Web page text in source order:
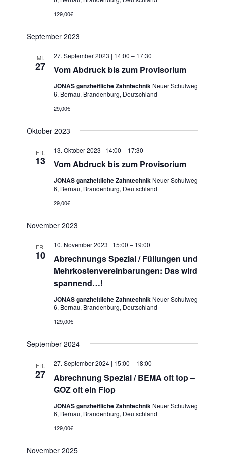
129,00€
September 2023
MI.
27 Vom Abdruck bis zum Provisorium
27. September 2023 | 14:00 – 17:30
JONAS ganzheitliche Zahntechnik Neuer Schulweg
6, Bernau, Brandenburg, Deutschland
29,00€
Oktober 2023
FR.
13 Vom Abdruck bis zum Provisorium
13. Oktober 2023 | 14:00 – 17:30
JONAS ganzheitliche Zahntechnik Neuer Schulweg
6, Bernau, Brandenburg, Deutschland
29,00€
November 2023
FR.
10
Abrechnungs Spezial / Füllungen und
Mehrkostenvereinbarungen: Das wird
spannend…!
10. November 2023 | 15:00 – 19:00
JONAS ganzheitliche Zahntechnik Neuer Schulweg
6, Bernau, Brandenburg, Deutschland
129,00€
September 2024
FR.
27
Abrechnung Spezial / BEMA oft top –
GOZ oft ein Flop
27. September 2024 | 15:00 – 18:00
JONAS ganzheitliche Zahntechnik Neuer Schulweg
6, Bernau, Brandenburg, Deutschland
129,00€
November 2025